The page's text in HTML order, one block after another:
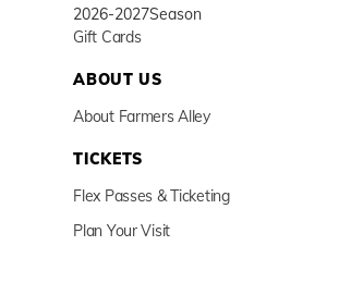
2026-2027Season
Gift Cards
ABOUT US
About Farmers Alley
TICKETS
Flex Passes & Ticketing
Plan Your Visit